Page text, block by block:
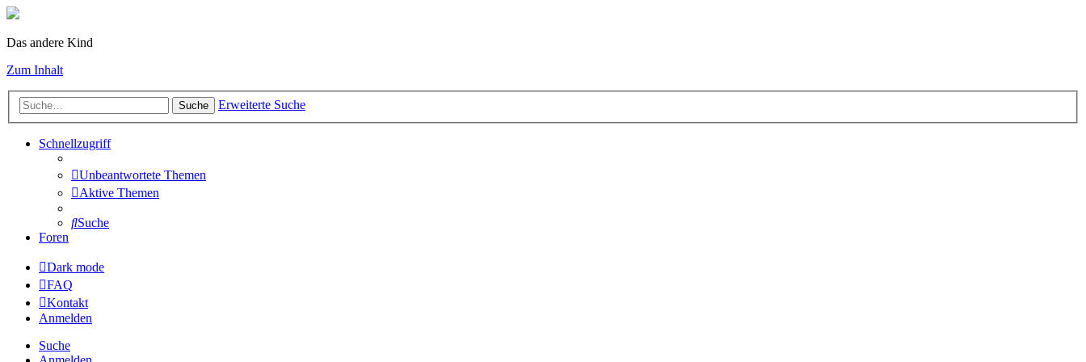
Das andere Kind
Zum Inhalt
Suche Erweiterte Suche
Schnellzugriff
Unbeantwortete Themen
Aktive Themen
Suche
Foren
Dark mode
FAQ
Kontakt
Anmelden
Suche